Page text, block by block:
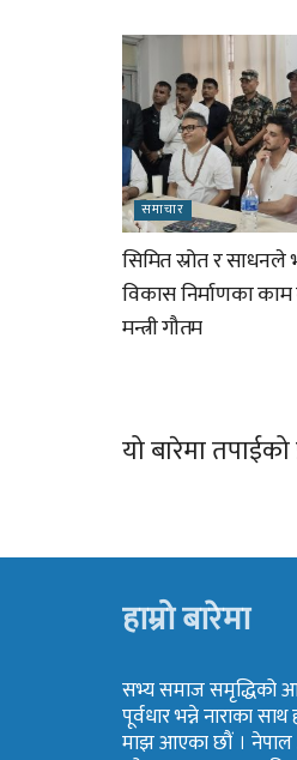
समाचार
सिमित स्रोत र साधनले
विकास निर्माणका
मन्त्री गौतम
यो बारेमा
हाम्रो बारेमा
सभ्य समाज समृद्धिको
पूर्वधार भन्ने नाराका
माझ आएका छौं । नेपाल